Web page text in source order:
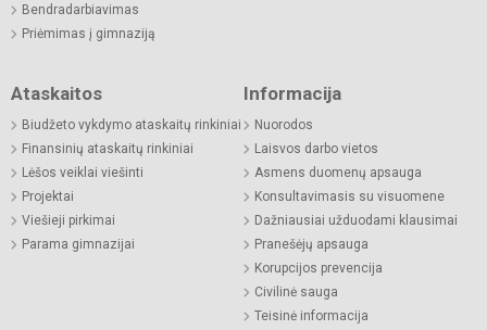
Bendradarbiavimas
Priėmimas į gimnaziją
Ataskaitos
Biudžeto vykdymo ataskaitų rinkiniai
Finansinių ataskaitų rinkiniai
Lėšos veiklai viešinti
Projektai
Viešieji pirkimai
Parama gimnazijai
Informacija
Nuorodos
Laisvos darbo vietos
Asmens duomenų apsauga
Konsultavimasis su visuomene
Dažniausiai užduodami klausimai
Pranešėjų apsauga
Korupcijos prevencija
Civilinė sauga
Teisinė informacija